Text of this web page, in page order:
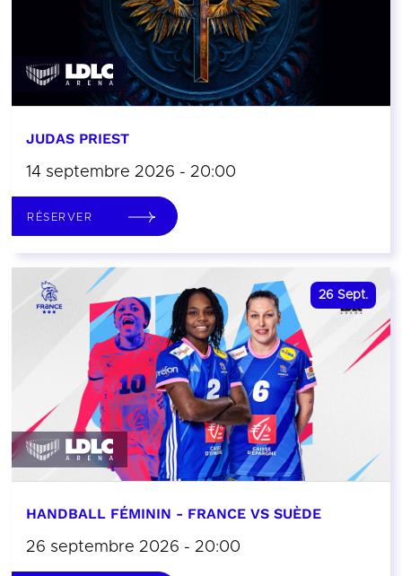
JUDAS PRIEST
14 septembre 2026 - 20:00
RÉSERVER
26 Sept.
HANDBALL FÉMININ - FRANCE VS SUÈDE
26 septembre 2026 - 20:00